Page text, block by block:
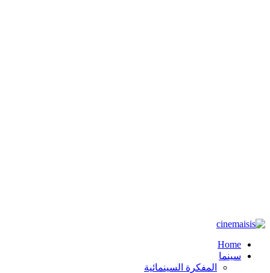
Home
سينما
المفكرة السينمائية